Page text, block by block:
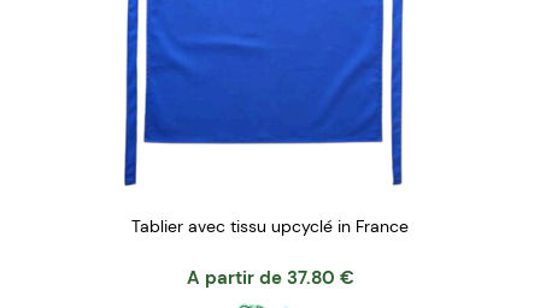
Tablier avec tissu upcyclé in France
A partir de 37.80 €